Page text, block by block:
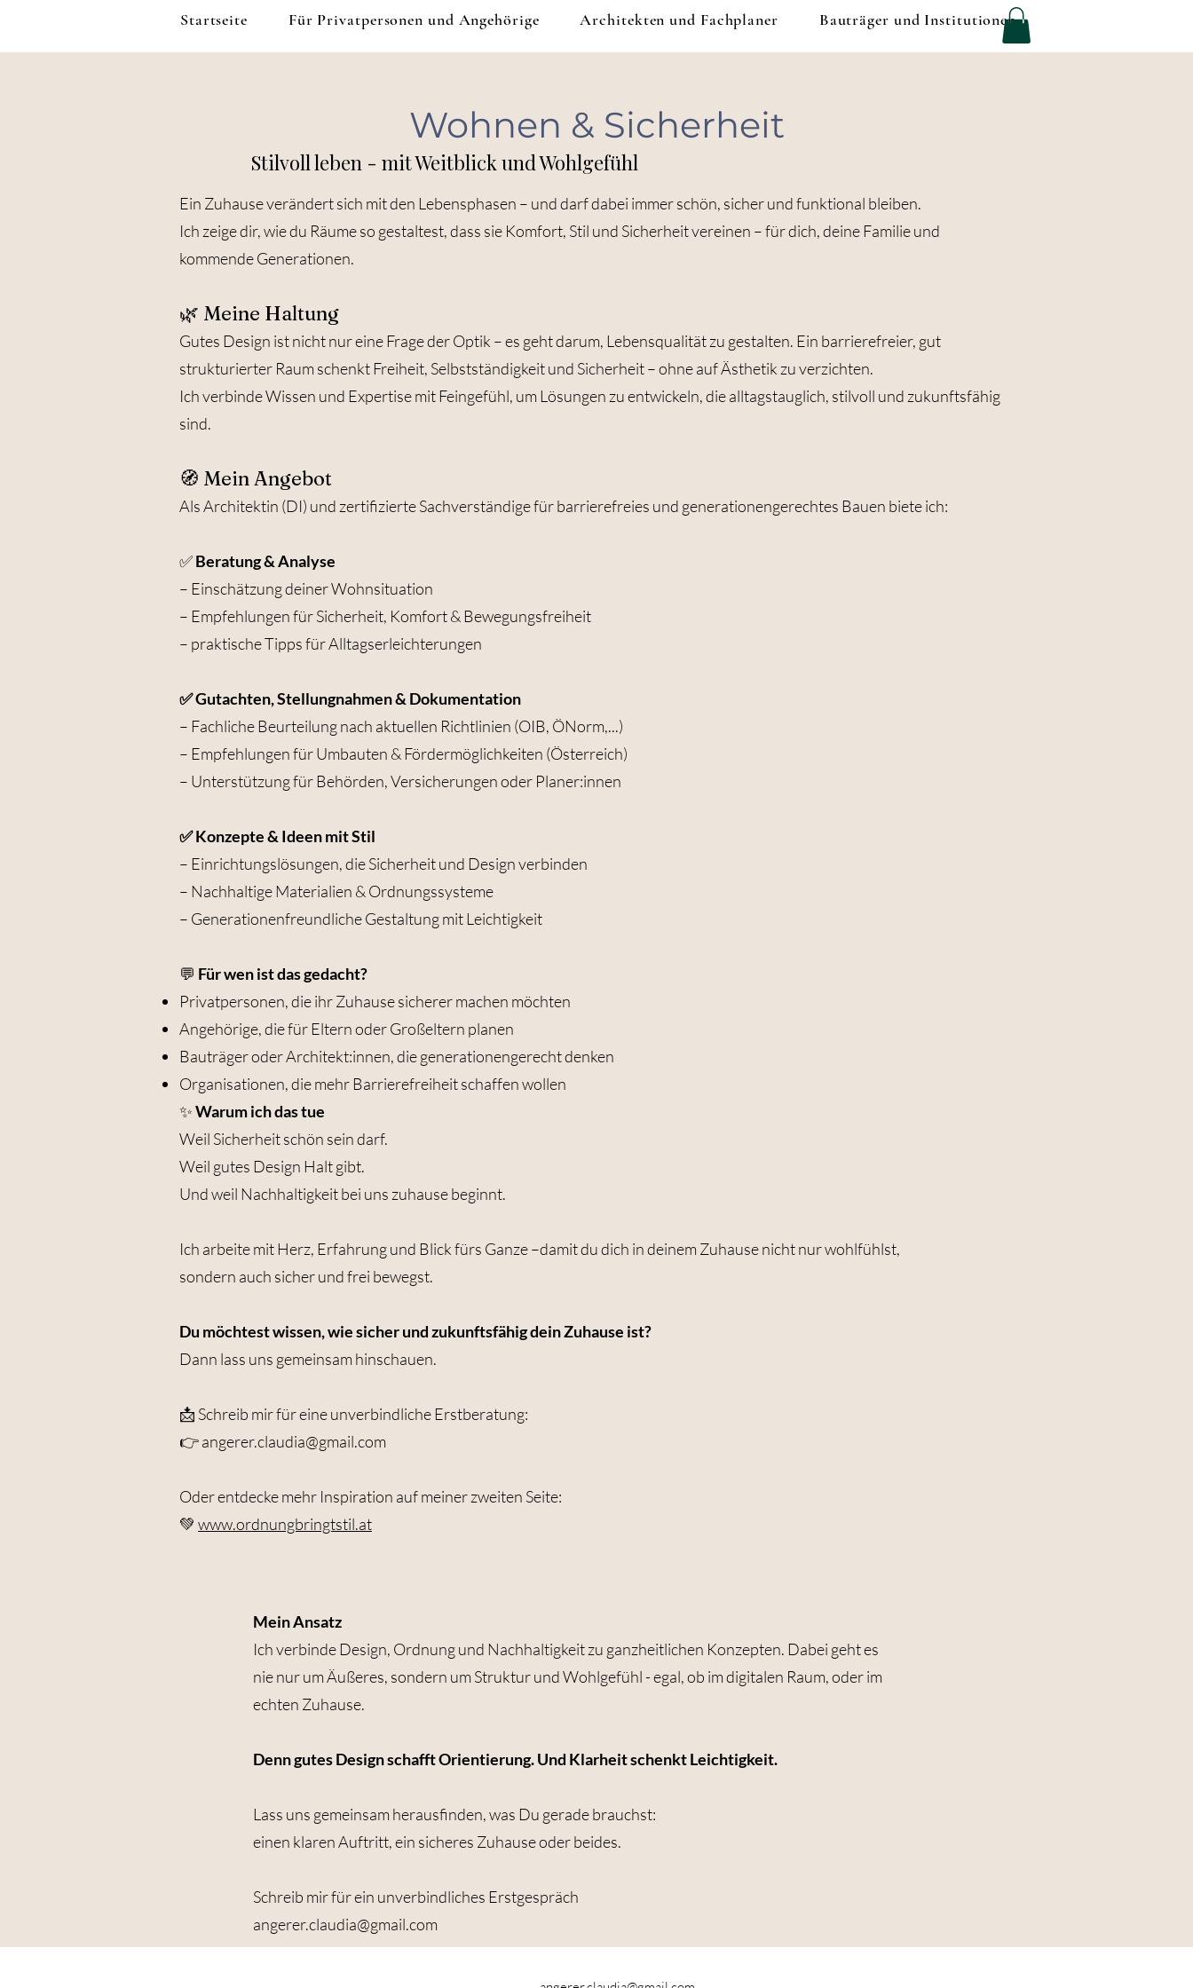
Startseite Für Privatpersonen und Angehörige Architekten und Fachplaner Bauträger und Institutionen
Wohnen & Sicherheit
Stilvoll leben - mit Weitblick und Wohlgefühl
Ein Zuhause verändert sich mit den Lebensphasen – und darf dabei immer schön, sicher und funktional bleiben.
Ich zeige dir, wie du Räume so gestaltest, dass sie Komfort, Stil und Sicherheit vereinen – für dich, deine Familie und
kommende Generationen.
🌿 Meine Haltung
Gutes Design ist nicht nur eine Frage der Optik – es geht darum, Lebensqualität zu gestalten. Ein barrierefreier, gut
strukturierter Raum schenkt Freiheit, Selbstständigkeit und Sicherheit – ohne auf Ästhetik zu verzichten.
Ich verbinde Wissen und Expertise mit Feingefühl, um Lösungen zu entwickeln, die alltagstauglich, stilvoll und zukunftsfähig
sind.
🧭 Mein Angebot
Als Architektin (DI) und zertifizierte Sachverständige für barrierefreies und generationengerechtes Bauen biete ich:
✅Beratung & Analyse
– Einschätzung deiner Wohnsituation
– Empfehlungen für Sicherheit, Komfort & Bewegungsfreiheit
– praktische Tipps für Alltagserleichterungen
✅ Gutachten, Stellungnahmen & Dokumentation
– Fachliche Beurteilung nach aktuellen Richtlinien (OIB, ÖNorm,...)
– Empfehlungen für Umbauten & Fördermöglichkeiten (Österreich)
– Unterstützung für Behörden, Versicherungen oder Planer:innen
✅ Konzepte & Ideen mit Stil
– Einrichtungslösungen, die Sicherheit und Design verbinden
– Nachhaltige Materialien & Ordnungssysteme
– Generationenfreundliche Gestaltung mit Leichtigkeit
💬 Für wen ist das gedacht?
Privatpersonen, die ihr Zuhause sicherer machen möchten
Angehörige, die für Eltern oder Großeltern planen
Bauträger oder Architekt:innen, die generationengerecht denken
Organisationen, die mehr Barrierefreiheit schaffen wollen
✨Warum ich das tue
Weil Sicherheit schön sein darf.
Weil gutes Design Halt gibt.
Und weil Nachhaltigkeit bei uns zuhause beginnt.
Ich arbeite mit Herz, Erfahrung und Blick fürs Ganze –damit du dich in deinem Zuhause nicht nur wohlfühlst,
sondern auch sicher und frei bewegst.
Du möchtest wissen, wie sicher und zukunftsfähig dein Zuhause ist?
Dann lass uns gemeinsam hinschauen.
📩 Schreib mir für eine unverbindliche Erstberatung:
👉 angerer.claudia@gmail.com
Oder entdecke mehr Inspiration auf meiner zweiten Seite:
💚 www.ordnungbringtstil.at
Mein Ansatz
Ich verbinde Design, Ordnung und Nachhaltigkeit zu ganzheitlichen Konzepten. Dabei geht es
nie nur um Äußeres, sondern um Struktur und Wohlgefühl - egal, ob im digitalen Raum, oder im
echten Zuhause.
Denn gutes Design schafft Orientierung. Und Klarheit schenkt Leichtigkeit.
Lass uns gemeinsam herausfinden, was Du gerade brauchst:
einen klaren Auftritt, ein sicheres Zuhause oder beides.
Schreib mir für ein unverbindliches Erstgespräch
angerer.claudia@gmail.com